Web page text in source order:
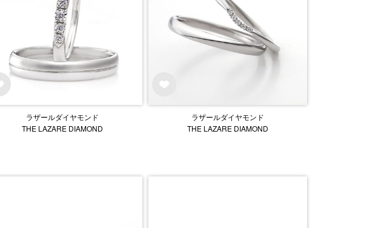
ラザールダイヤモンド
THE LAZARE DIAMOND
ラザールダイヤモンド
THE LAZARE DIAMOND